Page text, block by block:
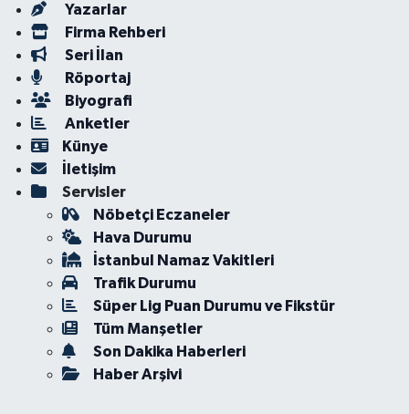
Yazarlar
Firma Rehberi
Seri İlan
Röportaj
Biyografi
Anketler
Künye
İletişim
Servisler
Nöbetçi Eczaneler
Hava Durumu
İstanbul Namaz Vakitleri
Trafik Durumu
Süper Lig Puan Durumu ve Fikstür
Tüm Manşetler
Son Dakika Haberleri
Haber Arşivi